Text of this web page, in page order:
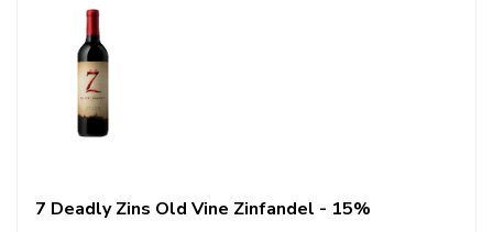
7 Deadly Zins Old Vine Zinfandel - 15%